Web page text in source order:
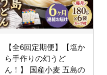
【全6回定期便】【塩か
ら手作りの幻うど
ん！】 国産小麦 五島の